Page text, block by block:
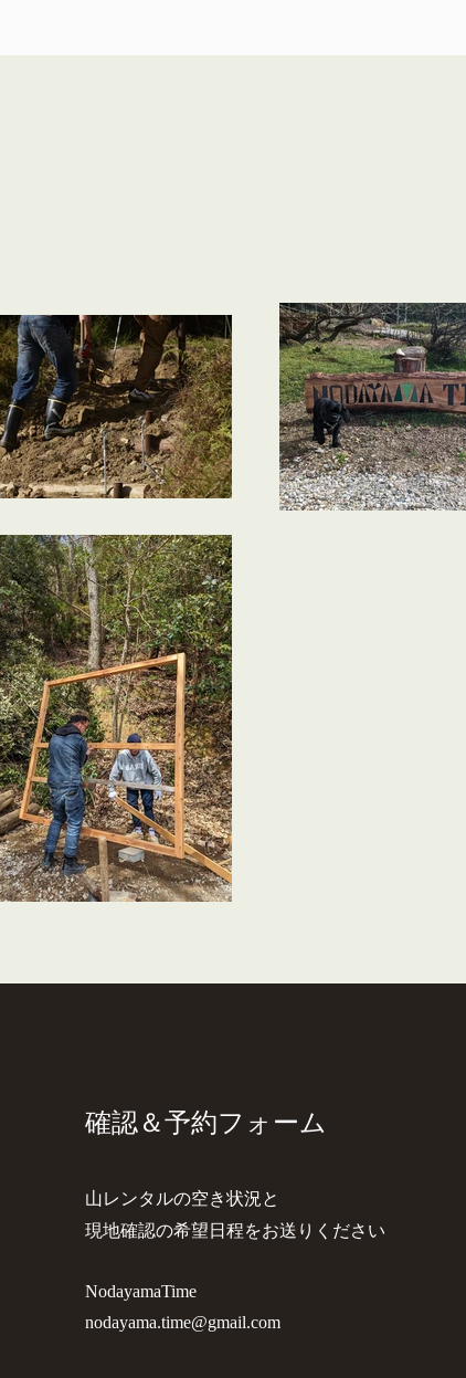
確認＆​予約フォーム
山レンタルの空き状況と
​現地確認の希望日程をお送りください
NodayamaTime
nodayama.time@gmail.com